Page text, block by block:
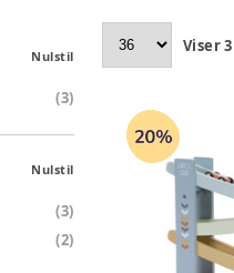
Nulstil
(3)
Nulstil
(3)
(2)
Viser3